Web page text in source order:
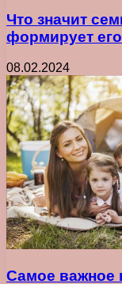
Что значит
формирует
08.02.2024
Самое важное